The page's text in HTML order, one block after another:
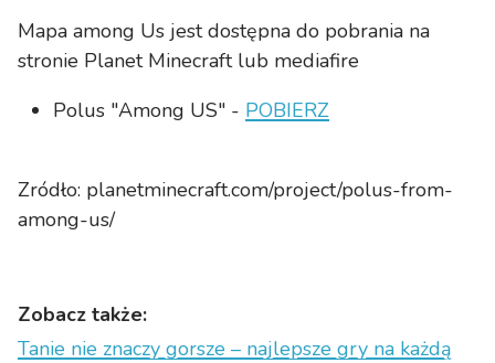
Mapa among Us jest dostępna do pobrania na
stronie Planet Minecraft lub mediafire
Polus "Among US" - POBIERZ
Zródło: planetminecraft.com/project/polus-from-
among-us/
Zobacz także:
Tanie nie znaczy gorsze – najlepsze gry na każdą